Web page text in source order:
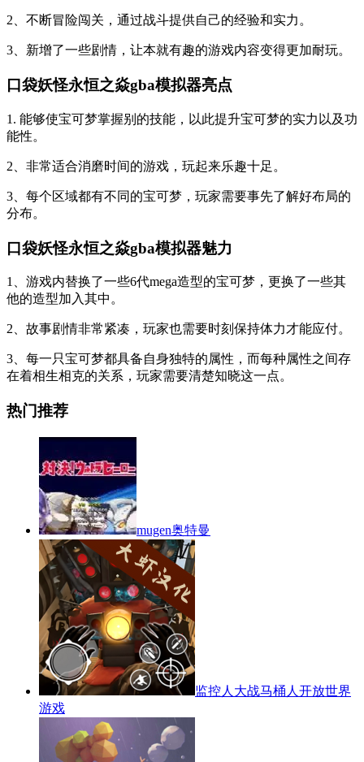
2、不断冒险闯关，通过战斗提供自己的经验和实力。
3、新增了一些剧情，让本就有趣的游戏内容变得更加耐玩。
口袋妖怪永恒之焱gba模拟器亮点
1. 能够使宝可梦掌握别的技能，以此提升宝可梦的实力以及功
能性。
2、非常适合消磨时间的游戏，玩起来乐趣十足。
3、每个区域都有不同的宝可梦，玩家需要事先了解好布局的
分布。
口袋妖怪永恒之焱gba模拟器魅力
1、游戏内替换了一些6代mega造型的宝可梦，更换了一些其
他的造型加入其中。
2、故事剧情非常紧凑，玩家也需要时刻保持体力才能应付。
3、每一只宝可梦都具备自身独特的属性，而每种属性之间存
在着相生相克的关系，玩家需要清楚知晓这一点。
热门推荐
mugen奥特曼
监控人大战马桶人开放世界
游戏